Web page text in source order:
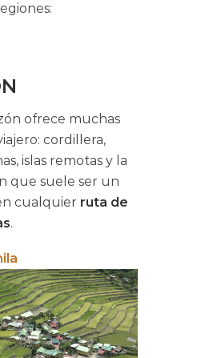
ofrece muchas
cordillera,
islas remotas y la
que suele ser un
cualquier ruta de
.